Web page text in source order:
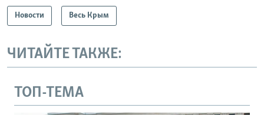
Новости Весь Крым
ЧИТАЙТЕ ТАКЖЕ:
ТОП-ТЕМА